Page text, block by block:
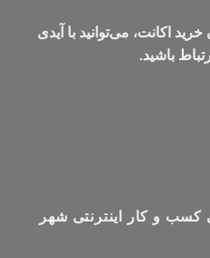
اکانت، می‌توانید با آیدی
و کار اینترنتی شهر